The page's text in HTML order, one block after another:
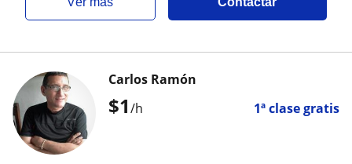
$1/h 1ª clase gratis
Carlos Ramón